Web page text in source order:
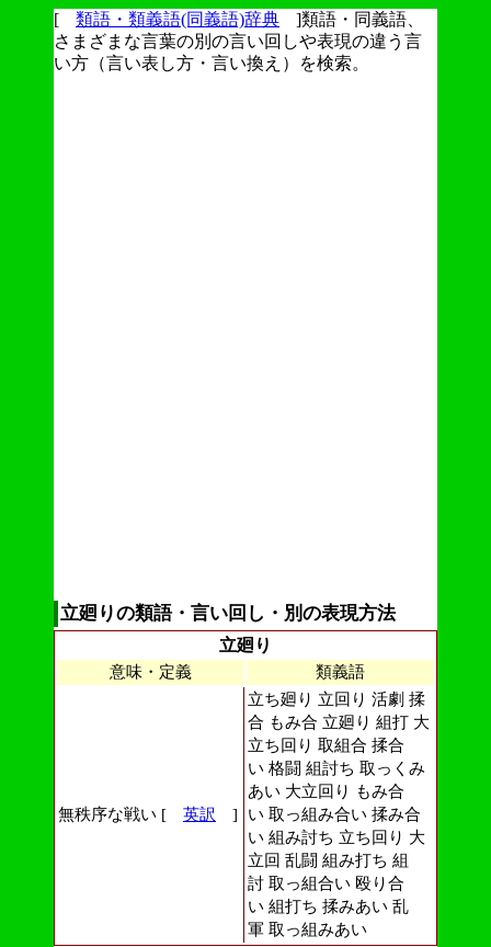
[ 類語・類義語(同義語)辞典
]類語・同義語、
さまざまな言葉の別の言い回しや表現の違う言
い方（言い表し方・言い換え）を検索。
立廻りの類語・言い回し・別の表現方法
立廻り
意味・定義 類義語
無秩序な戦い [ 英訳 ]
立ち廻り 立回り 活劇 揉
合 もみ合 立廻り 組打 大
立ち回り 取組合 揉合
い 格闘 組討ち 取っくみ
あい 大立回り もみ合
い 取っ組み合い 揉み合
い 組み討ち 立ち回り 大
立回 乱闘 組み打ち 組
討 取っ組合い 殴り合
い 組打ち 揉みあい 乱
軍 取っ組みあい